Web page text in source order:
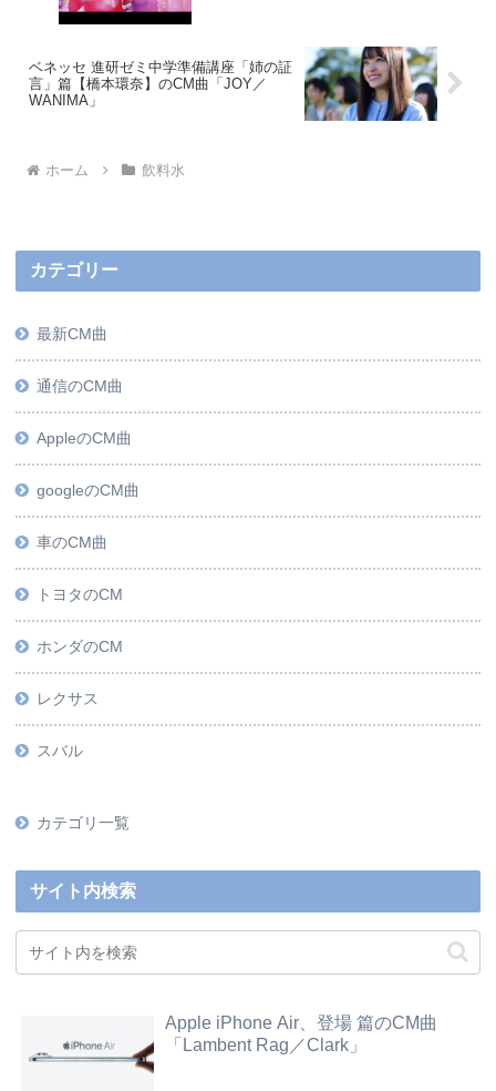
ベネッセ 進研ゼミ中学準備講座「姉の証
言」篇【橋本環奈】のCM曲「JOY／
WANIMA」
ホーム 飲料水
カテゴリー
最新CM曲
通信のCM曲
AppleのCM曲
googleのCM曲
車のCM曲
トヨタのCM
ホンダのCM
レクサス
スバル
カテゴリ一覧
サイト内検索
Apple iPhone Air、登場 篇のCM曲
「Lambent Rag／Clark」